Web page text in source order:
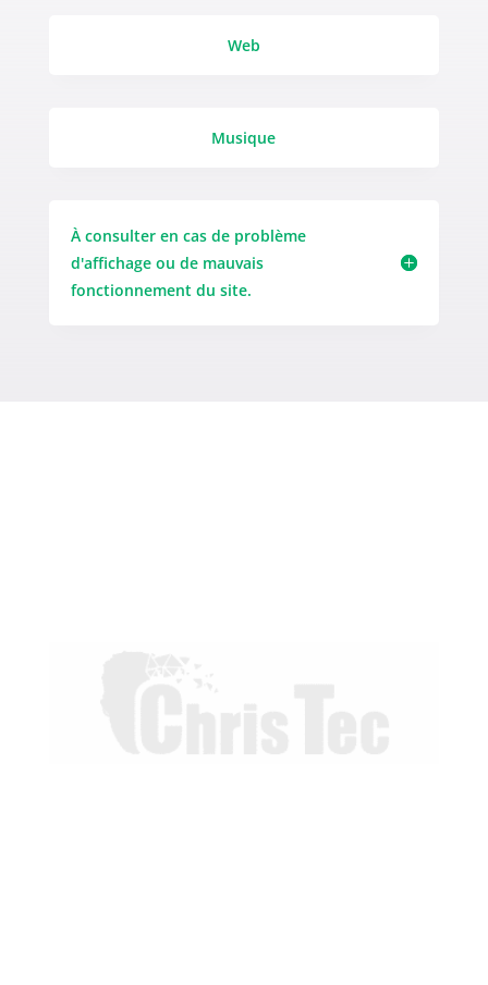
Web
Musique
À consulter en cas de problème
d'affichage ou de mauvais
fonctionnement du site.